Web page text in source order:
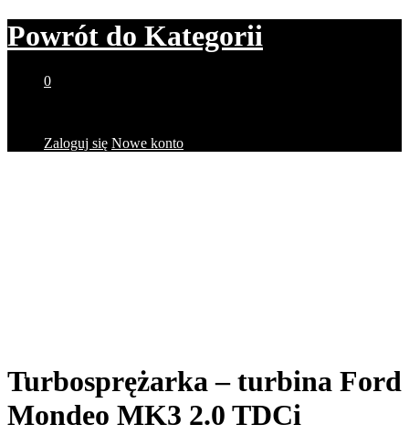
Powrót do Kategorii
0
Zaloguj się Nowe konto
Turbosprężarka – turbina Ford
Mondeo MK3 2.0 TDCi